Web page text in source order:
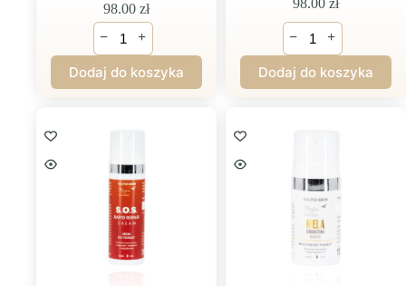
98.00 zł
ilość
ANTI-
AGING
NEURO
SERUM
− +
Dodaj do koszyka
ilość
REPAIR
SERUM
− +
Dodaj do koszyka